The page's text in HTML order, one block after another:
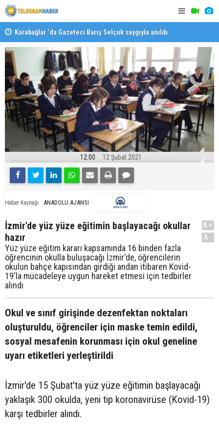
Karabağlar ‘da Gazeteci Barış Selçuk saygıyla anıldı
12:00 12 Şubat 2021
Haber Kaynağı ANADOLU AJANSI
İzmir'de yüz yüze eğitimin başlayacağı okullar
hazır
Yüz yüze eğitim kararı kapsamında 16 binden fazla
öğrencinin okulla buluşacağı İzmir'de, öğrencilerin
okulun bahçe kapısından girdiği andan itibaren Kovid-
19'la mücadeleye uygun hareket etmesi için tedbirler
alındı
A+
A-
Okul ve sınıf girişinde dezenfektan noktaları
oluşturuldu, öğrenciler için maske temin edildi,
sosyal mesafenin korunması için okul geneline
uyarı etiketleri yerleştirildi
İzmir'de 15 Şubat'ta yüz yüze eğitimin başlayacağı
yaklaşık 300 okulda, yeni tip koronavirüse (Kovid-19)
karşı tedbirler alındı.